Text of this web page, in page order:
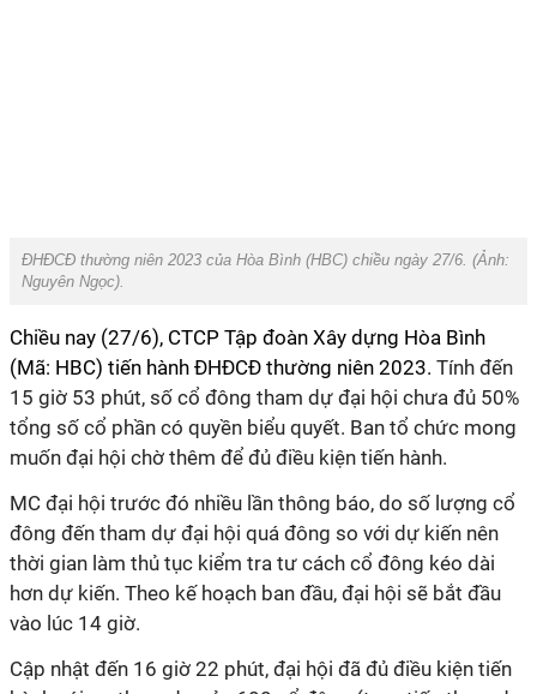
ĐHĐCĐ thường niên 2023 của Hòa Bình (HBC) chiều ngày 27/6. (Ảnh:
Nguyên Ngọc).
Chiều nay (27/6), CTCP Tập đoàn Xây dựng Hòa Bình
(Mã: HBC) tiến hành ĐHĐCĐ thường niên 2023. Tính đến
15 giờ 53 phút, số cổ đông tham dự đại hội chưa đủ 50%
tổng số cổ phần có quyền biểu quyết. Ban tổ chức mong
muốn đại hội chờ thêm để đủ điều kiện tiến hành.
MC đại hội trước đó nhiều lần thông báo, do số lượng cổ
đông đến tham dự đại hội quá đông so với dự kiến nên
thời gian làm thủ tục kiểm tra tư cách cổ đông kéo dài
hơn dự kiến. Theo kế hoạch ban đầu, đại hội sẽ bắt đầu
vào lúc 14 giờ.
Cập nhật đến 16 giờ 22 phút, đại hội đã đủ điều kiện tiến